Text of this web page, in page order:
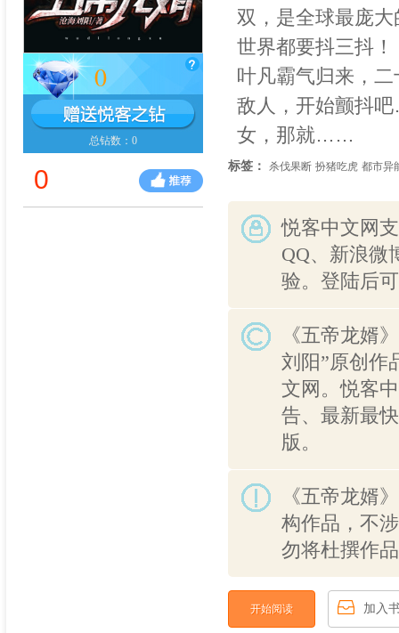
0
总钻数：0
0
双，是全球最庞
世界都要抖三抖！
叶凡霸气归来，
敌人，开始颤抖
女，那就……
标签： 杀伐果断 扮猪吃虎 都市异
悦客中文网
QQ、新浪微
验。登陆后
《五帝龙婿
刘阳”原创作
文网。悦客
告、最新最
版。
《五帝龙婿
构作品，不
勿将杜撰作
开始阅读 加入